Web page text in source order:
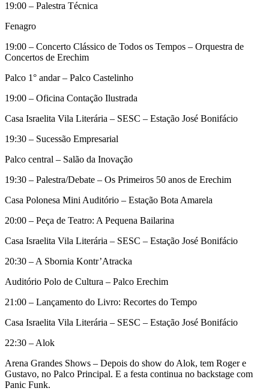
19:00 – Palestra Técnica
Fenagro
19:00 – Concerto Clássico de Todos os Tempos – Orquestra de
Concertos de Erechim
Palco 1° andar – Palco Castelinho
19:00 – Oficina Contação Ilustrada
Casa Israelita Vila Literária – SESC – Estação José Bonifácio
19:30 – Sucessão Empresarial
Palco central – Salão da Inovação
19:30 – Palestra/Debate – Os Primeiros 50 anos de Erechim
Casa Polonesa Mini Auditório – Estação Bota Amarela
20:00 – Peça de Teatro: A Pequena Bailarina
Casa Israelita Vila Literária – SESC – Estação José Bonifácio
20:30 – A Sbornia Kontr’Atracka
Auditório Polo de Cultura – Palco Erechim
21:00 – Lançamento do Livro: Recortes do Tempo
Casa Israelita Vila Literária – SESC – Estação José Bonifácio
22:30 – Alok
Arena Grandes Shows – Depois do show do Alok, tem Roger e
Gustavo, no Palco Principal. E a festa continua no backstage com
Panic Funk.